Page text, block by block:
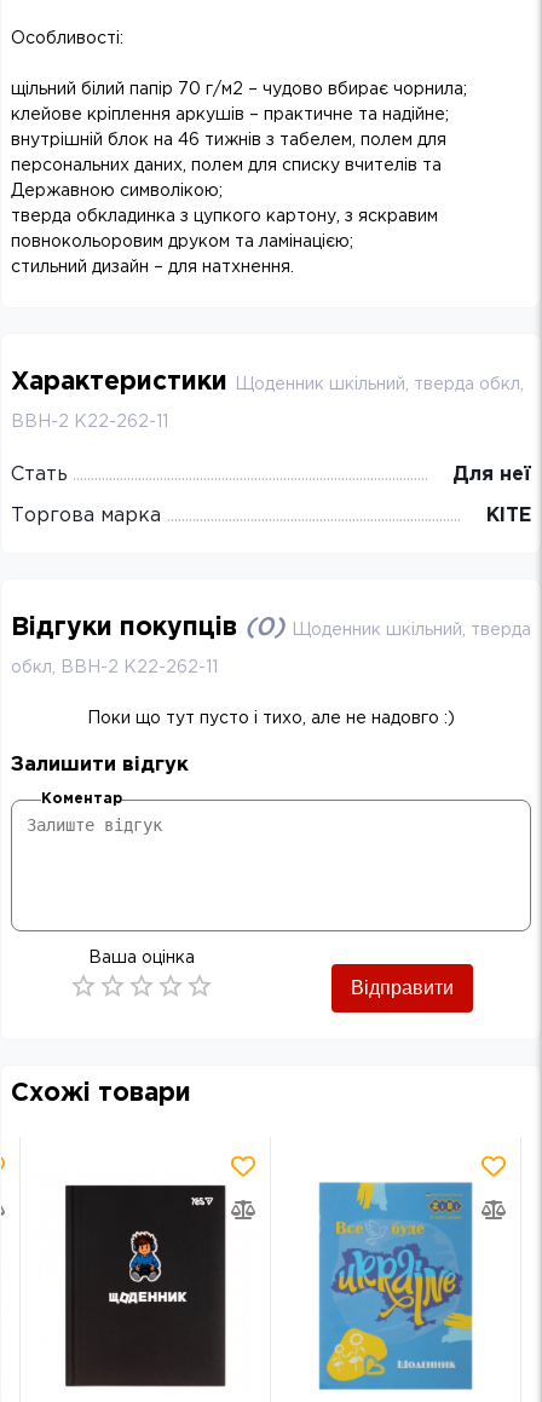
Особливості:
щільний білий папір 70 г/м2 – чудово вбирає чорнила;
клейове кріплення аркушів – практичне та надійне;
внутрішній блок на 46 тижнів з табелем, полем для
персональних даних, полем для списку вчителів та
Державною символікою;
тверда обкладинка з цупкого картону, з яскравим
повнокольоровим друком та ламінацією;
стильний дизайн – для натхнення.
Характеристики Щоденник шкільний, тверда обкл,
BBH-2 K22-262-11
Стать Для неї
Торгова марка KITE
Відгуки покупців (0) Щоденник шкільний, тверда
обкл, BBH-2 K22-262-11
Поки що тут пусто і тихо, але не надовго :)
Залишити відгук
Коментар
Ваша оцінка
Відправити
Схожі товари